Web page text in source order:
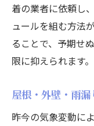
着の業者に依頼し
ュールを組む方法
ることで、予期せ
限に抑えられます。
屋根・外壁・雨
昨今の気象変動に